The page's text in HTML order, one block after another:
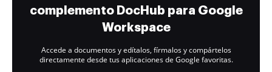
complemento DocHub para Google
Workspace
Accede a documentos y edítalos, fírmalos y compártelos
directamente desde tus aplicaciones de Google favoritas.